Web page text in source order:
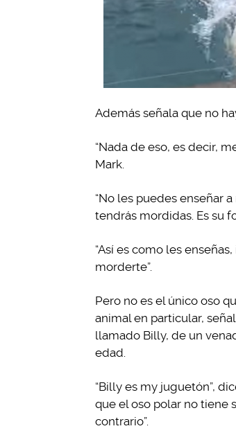
Además señala que no
“Nada de eso, es decir,
Mark.
“No les puedes enseñar
tendrás mordidas. Es su
“Así es como les
morderte”.
Pero no es el único oso
animal en particular,
llamado Billy, de un
edad.
“Billy es my juguetón”,
que el oso polar no tiene
contrario”.